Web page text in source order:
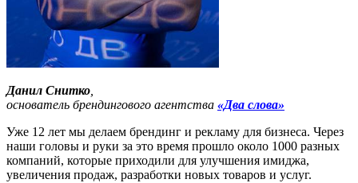
Данил Снитко,
основатель брендингового агентства «Два слова»
Уже 12 лет мы делаем брендинг и рекламу для бизнеса. Через
наши головы и руки за это время прошло около 1000 разных
компаний, которые приходили для улучшения имиджа,
увеличения продаж, разработки новых товаров и услуг.